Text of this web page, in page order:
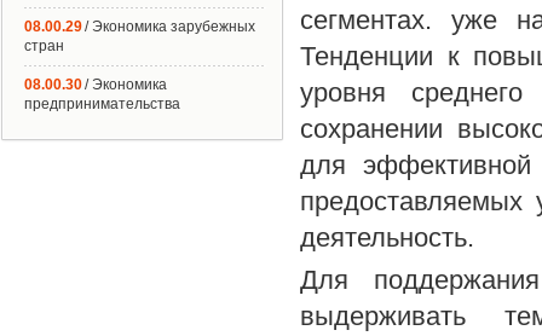
сегментах. уже
Тенденции к
уровня
сохранении
для эффективной
предоставляемых
деятельность.
Для поддержания
выдерживать
08.00.29/ Экономика зарубежных
стран
08.00.30/ Экономика
предпринимательства